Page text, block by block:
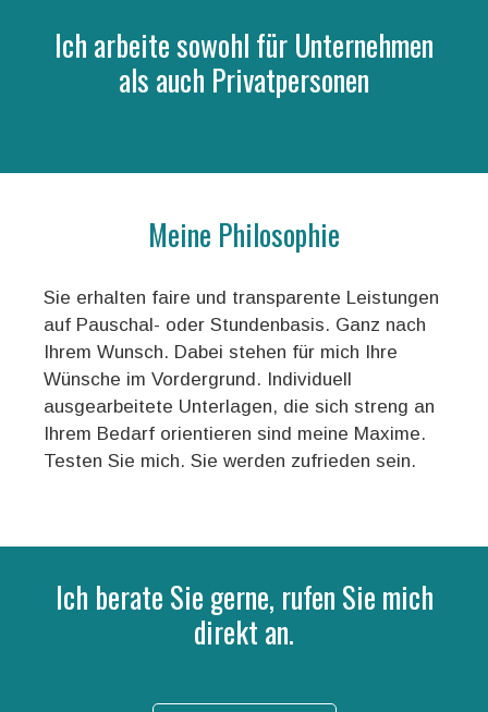
Ich arbeite sowohl für Unternehmen
als auch Privatpersonen
Meine Philosophie
Sie erhalten faire und transparente Leistungen
auf Pauschal- oder Stundenbasis. Ganz nach
Ihrem Wunsch. Dabei stehen für mich Ihre
Wünsche im Vordergrund. Individuell
ausgearbeitete Unterlagen, die sich streng an
Ihrem Bedarf orientieren sind meine Maxime.
Testen Sie mich. Sie werden zufrieden sein.
Ich berate Sie gerne, rufen Sie mich
direkt an.